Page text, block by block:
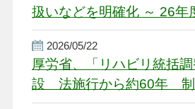
扱いなどを明確化 ～ 26年
2026/05/22
厚労省、「リハビリ統括
設 法施行から約60年 制